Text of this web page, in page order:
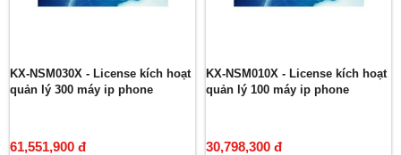
KX-NSM030X - License kích hoạt
quản lý 300 máy ip phone
61,551,900 đ
KX-NSM010X - License kích hoạt
quản lý 100 máy ip phone
30,798,300 đ